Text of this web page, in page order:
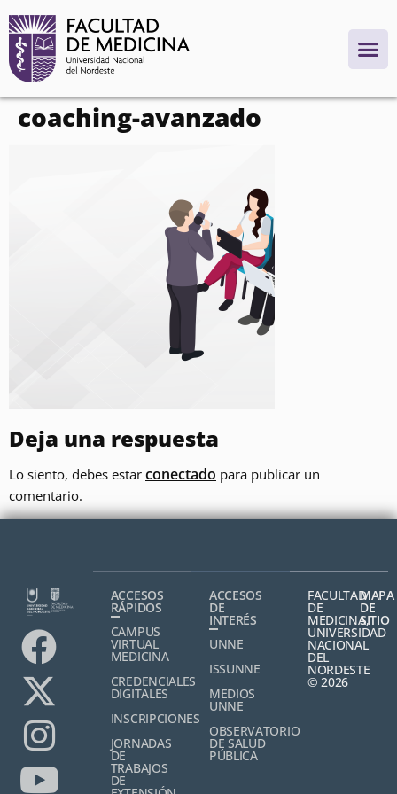
contenido
coaching-avanzado
Deja una respuesta
Lo siento, debes estar conectado para publicar un
comentario.
ACCESOS
RÁPIDOS
CAMPUS
VIRTUAL
MEDICINA
CREDENCIALES
DIGITALES
INSCRIPCIONES
JORNADAS
DE
TRABAJOS
DE
ACCESOS
DE
INTERÉS
UNNE
ISSUNNE
MEDIOS
UNNE
OBSERVATORIO
DE SALUD
PÚBLICA
FACULTAD
DE
MEDICINA,
UNIVERSIDAD
NACIONAL
DEL
NORDESTE
© 2026
MAPA
DE
SITIO